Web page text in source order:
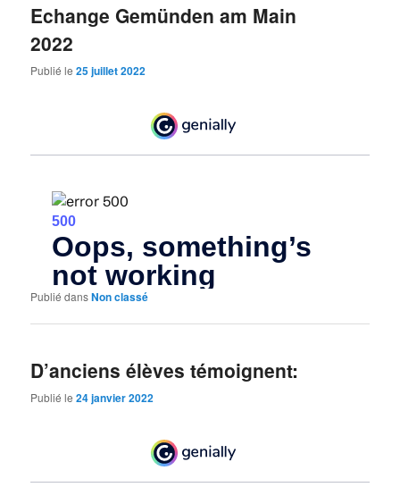
Echange Gemünden am Main
2022
Publié le25 juillet 2022
Publié dansNon classé
D’anciens élèves témoignent:
Publié le24 janvier 2022